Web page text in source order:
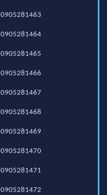
0905281463
0905281464
0905281465
0905281466
0905281467
0905281468
0905281469
0905281470
0905281471
0905281472